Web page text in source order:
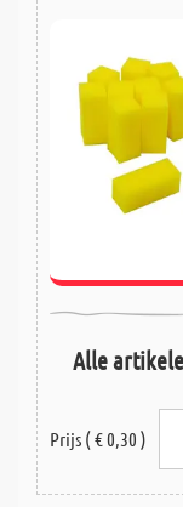
Alle
Prijs ( € 0,30 )